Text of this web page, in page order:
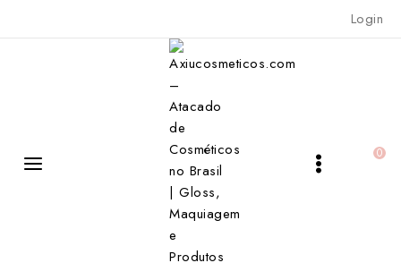
Login
0